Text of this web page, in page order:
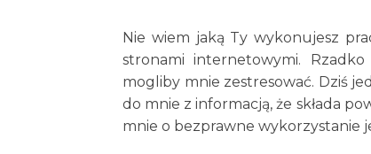
Nie wiem jaką Ty wykonujesz
stronami internetowymi.
mogliby mnie zestresować. Dziś
do mnie z informacją, że składa
mnie o bezprawne wykorzystanie